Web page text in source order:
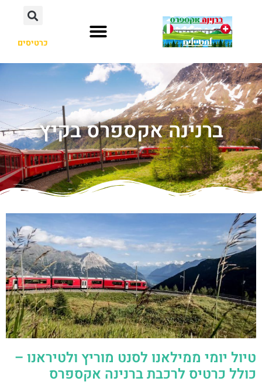
כרטיסים
ברנינה אקספרס בקיץ
טיול יומי ממילאנו לסנט מוריץ ולטיראנו –
כולל כרטיס לרכבת ברנינה אקספרס